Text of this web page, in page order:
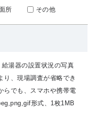
所 その他
湯器の設置状況の写真
り、現場調査が省略でき
らでも、スマホや携帯電
形式、1枚1MB